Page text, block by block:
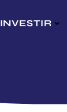
INVESTIR